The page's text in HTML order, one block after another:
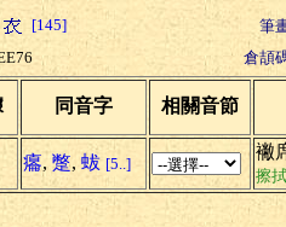
[145]
筆
倉頡
同音字 相關音節
癟, 蹩, 蛂 [5..]
襒
擦拭